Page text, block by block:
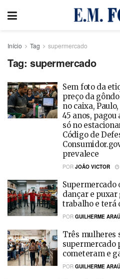
Início Tag supermercado
Tag: supermercado
Sem foto da
preço da
no caixa,
45 anos,
só no
Código de
prevalece
POR JOÃO VICTOR
Supermercado
dançar e
trabalho e terá
POR GUILHERME
Três mulheres
supermercado
cometeram e
POR GUILHERME